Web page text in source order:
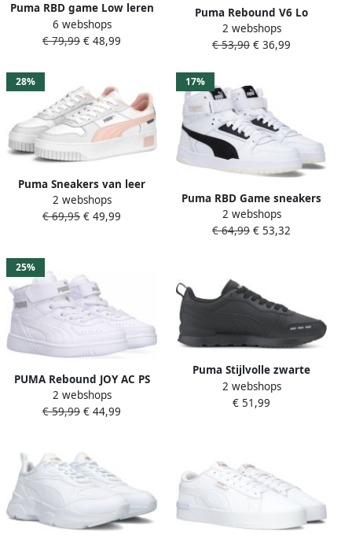
Puma RBD game Low leren
sneakers wit Leer Effen 35.5
6 webshops
€ 79,99 € 48,99
Puma Rebound V6 Lo
sneakers wit rood zwart
Jongens Meisjes
2 webshops
€ 53,90 € 36,99
28%
Puma Sneakers van leer
met contrastgarnering
model 'Carina Street'
2 webshops
€ 69,95 € 49,99
17%
Puma RBD Game sneakers
wit zwart Gerecycled
polyester (duurzaam) 36
2 webshops
€ 64,99 € 53,32
25%
PUMA Rebound JOY AC PS
Unisex Sneakers White-
White-Limestone
2 webshops
€ 59,99 € 44,99
Puma Stijlvolle zwarte
veterschoenen met
productcode 374127 01
2 webshops
€ 51,99